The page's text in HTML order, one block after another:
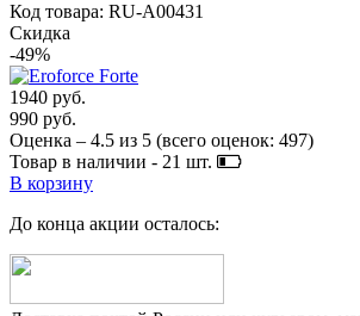
Код товара: RU-A00431
Скидка
-49%
1940 руб.
990 руб.
Оценка – 4.5 из 5 (всего оценок: 497)
Товар в наличии - 21 шт.
В корзину
До конца акции осталось: